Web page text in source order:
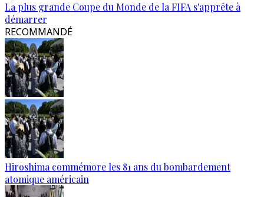
La plus grande Coupe du Monde de la FIFA s'apprête à
démarrer
RECOMMANDÉ
Hiroshima commémore les 81 ans du bombardement
atomique américain